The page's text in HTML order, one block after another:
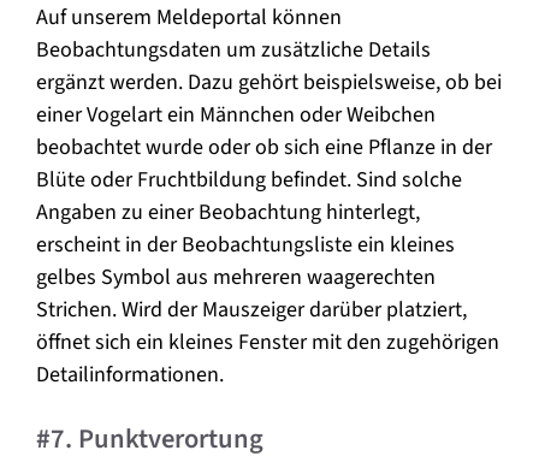
Auf unserem Meldeportal können
Beobachtungsdaten um zusätzliche Details
ergänzt werden. Dazu gehört beispielsweise, ob bei
einer Vogelart ein Männchen oder Weibchen
beobachtet wurde oder ob sich eine Pflanze in der
Blüte oder Fruchtbildung befindet. Sind solche
Angaben zu einer Beobachtung hinterlegt,
erscheint in der Beobachtungsliste ein kleines
gelbes Symbol aus mehreren waagerechten
Strichen. Wird der Mauszeiger darüber platziert,
öffnet sich ein kleines Fenster mit den zugehörigen
Detailinformationen.
#7. Punktverortung